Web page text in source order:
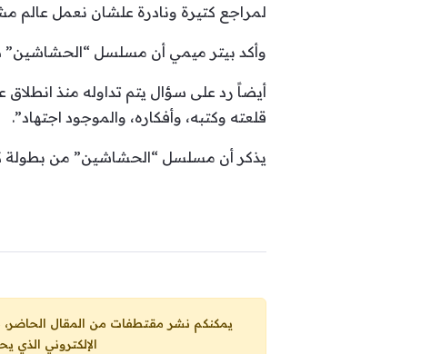
لمراجع كتيرة ونادرة علشان نعمل
وأكد بيتر ميمي أن مسلسل “الحشاشين”
أيضاً رد على سؤال يتم تداوله منذ
قلعته وكتبه، وأفكاره، والموجود اجتهاد”.
يذكر أن مسلسل “الحشاشين” من بطولة
يمكنكم نشر مقتطفات من المقال الحاضر، ما حده الاقصى 25% من مجموع المقال، شرط: ذكر
الإلكتروني الذي